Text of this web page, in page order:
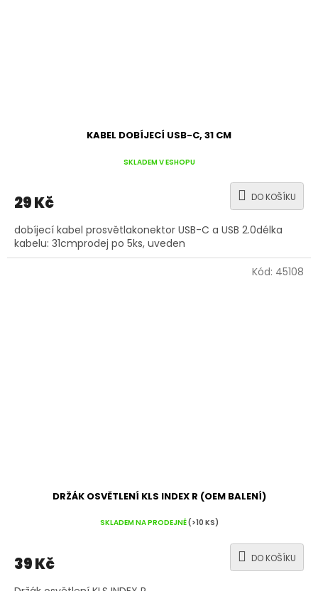
KABEL DOBÍJECÍ USB-C, 31 CM
SKLADEM V ESHOPU
29 Kč DO KOŠÍKU
dobíjecí kabel prosvětlakonektor USB-C a USB 2.0délka
kabelu: 31cmprodej po 5ks, uveden
DRŽÁK OSVĚTLENÍ KLS INDEX R (OEM BALENÍ)
SKLADEM NA PRODEJNĚ(>10 KS)
39 Kč DO KOŠÍKU
Kód: 45108